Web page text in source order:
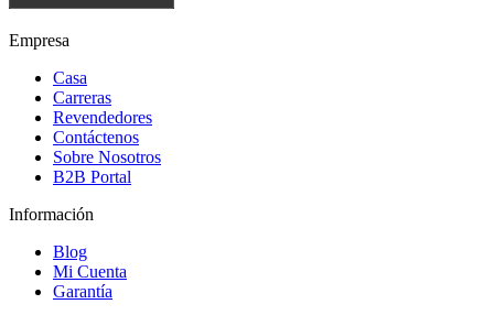
Empresa
Casa
Carreras
Revendedores
Contáctenos
Sobre Nosotros
B2B Portal
Información
Blog
Mi Cuenta
Garantía